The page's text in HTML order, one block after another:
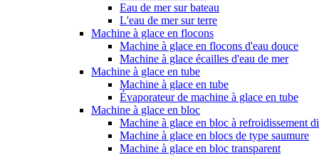
Eau de mer sur bateau
L'eau de mer sur terre
Machine à glace en flocons
Machine à glace en flocons d'eau douce
Machine à glace écailles d'eau de mer
Machine à glace en tube
Machine à glace en tube
Évaporateur de machine à glace en tube
Machine à glace en bloc
Machine à glace en bloc à refroidissement
Machine à glace en blocs de type saumure
Machine à glace en bloc transparent